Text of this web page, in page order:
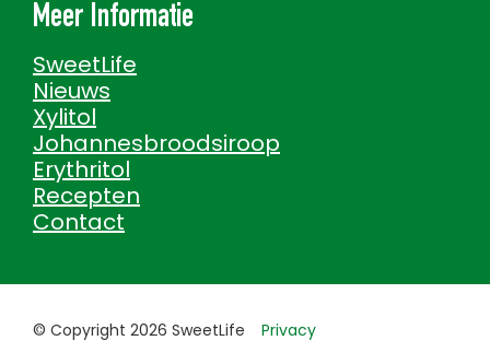
Meer Informatie
SweetLife
Nieuws
Xylitol
Johannesbroodsiroop
Erythritol
Recepten
Contact
© Copyright 2026 SweetLife
Privacy